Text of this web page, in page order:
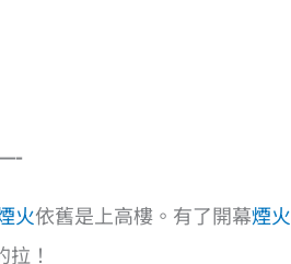
火依舊是上高樓。有了開幕煙火
！